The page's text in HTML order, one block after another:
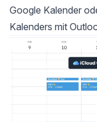
Google Kalender
Kalenders mit